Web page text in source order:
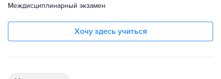
Междисциплинарный экзамен
Хочу здесь учиться